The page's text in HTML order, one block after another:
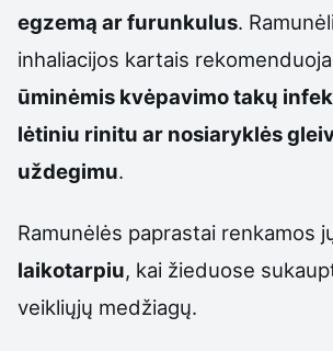
egzemą ar furunkulus.
inhaliacijos kartais
ūminėmis kvėpavimo takų
lėtiniu rinitu ar nosiaryklės
uždegimu.
Ramunėlės paprastai renkamos
laikotarpiu, kai žieduose
veikliųjų medžiagų.